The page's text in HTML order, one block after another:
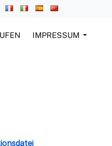
IMPRESSUM